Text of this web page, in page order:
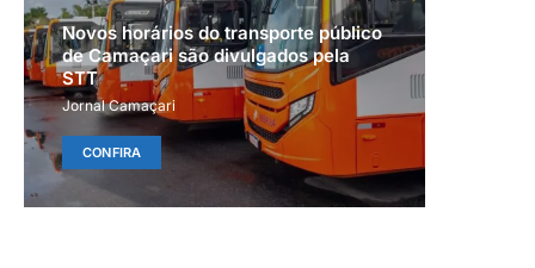
Novos horários do transporte público
de Camaçari são divulgados pela
STT
Jornal Camaçari
CONFIRA